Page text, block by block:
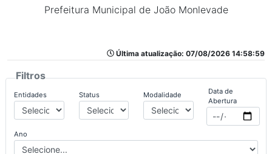
Prefeitura Municipal de João Monlevade
Última atualização: 07/08/2026 14:58:59
Filtros
Entidades Status Modalidade
Data de
Abertura
Ano